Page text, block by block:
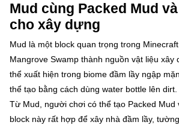
Mud cùng Packed Mud
cho xây dựng
Mud là một block quan trọng trong
Mangrove Swamp thành nguồn vật liệu xây
thể xuất hiện trong biome đầm lầy ngập
thể tạo bằng cách dùng water bottle lên dirt.
Từ Mud, người chơi có thể tạo Packed Mud
block này rất hợp để xây nhà đầm lầy,